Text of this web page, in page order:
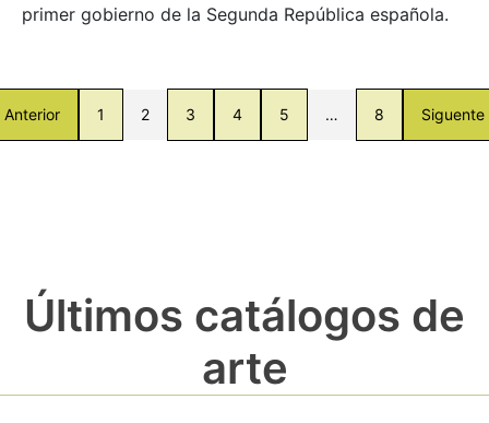
primer gobierno de la Segunda República española.
Anterior 1 2 3 4 5 … 8 Siguente
Últimos catálogos de
arte